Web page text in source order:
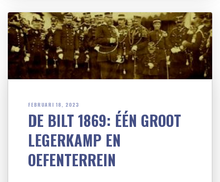
FEBRUARI 18, 2023
DE BILT 1869: ÉÉN GROOT
LEGERKAMP EN
OEFENTERREIN